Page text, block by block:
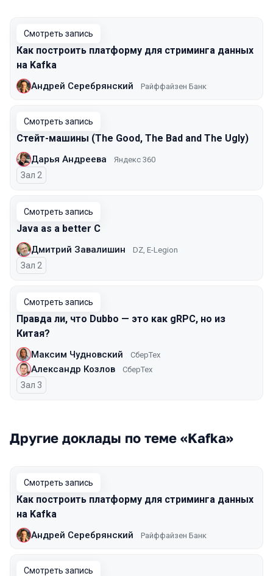
Смотреть запись
Как построить платформу для стриминга данных
на Kafka
Андрей Серебрянский Райффайзен Банк
Смотреть запись
Стейт-машины (The Good, The Bad and The Ugly)
Дарья Андреева Яндекс 360
Зал 2
Смотреть запись
Java as a better C
Дмитрий Завалишин DZ, E-Legion
Зал 2
Смотреть запись
Правда ли, что Dubbo — это как gRPC, но из
Китая?
Максим Чудновский СберТех
Александр Козлов СберТех
Зал 3
Другие доклады по теме «Kafka»
Смотреть запись
Как построить платформу для стриминга данных
на Kafka
Андрей Серебрянский Райффайзен Банк
Смотреть запись